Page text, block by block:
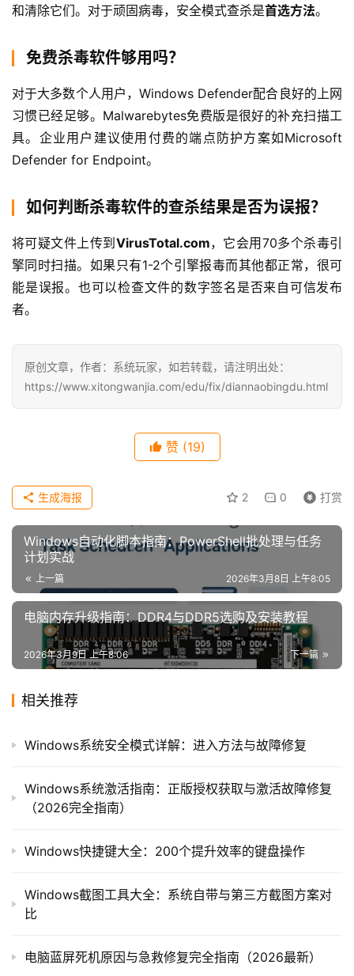
和清除它们。对于顽固病毒，安全模式查杀是首选方法。
免费杀毒软件够用吗？
对于大多数个人用户，Windows Defender配合良好的上网
习惯已经足够。Malwarebytes免费版是很好的补充扫描工
具。企业用户建议使用付费的端点防护方案如Microsoft
Defender for Endpoint。
如何判断杀毒软件的查杀结果是否为误报？
将可疑文件上传到 VirusTotal.com，它会用70多个杀毒引
擎同时扫描。如果只有1-2个引擎报毒而其他都正常，很可
能是误报。也可以检查文件的数字签名是否来自可信发布
者。
原创文章，作者：系统玩家，如若转载，请注明出处：
https://www.xitongwanjia.com/edu/fix/diannaobingdu.html
赞 (19)
2 0 打赏
生成海报
Windows自动化脚本指南：PowerShell批处理与任务
计划实战
上一篇 2026年3月8日 上午8:05
电脑内存升级指南：DDR4与DDR5选购及安装教程
下一篇
2026年3月9日 上午8:06
相关推荐
Windows系统安全模式详解：进入方法与故障修复
Windows系统激活指南：正版授权获取与激活故障修复
（2026完全指南）
Windows快捷键大全：200个提升效率的键盘操作
Windows截图工具大全：系统自带与第三方截图方案对
比
电脑蓝屏死机原因与急救修复完全指南（2026最新）